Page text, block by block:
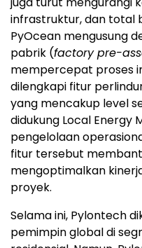
infrastruktur, dan total
PyOcean mengusung
pabrik (factory pre-
mempercepat proses
dilengkapi fitur
yang mencakup level
didukung Local Energy
pengelolaan
fitur tersebut
mengoptimalkan
proyek.
Selama ini, Pylontech
pemimpin global di